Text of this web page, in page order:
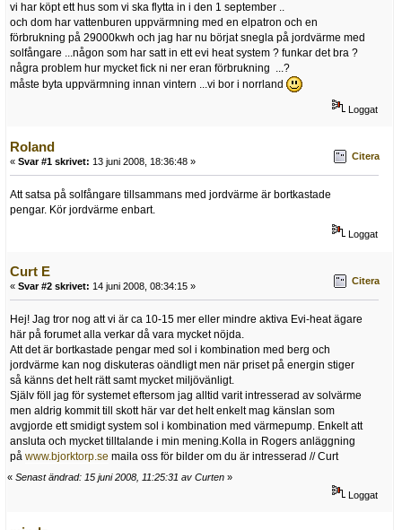
vi har köpt ett hus som vi ska flytta in i den 1 september ..
och dom har vattenburen uppvärmning med en elpatron och en
förbrukning på 29000kwh och jag har nu börjat snegla på jordvärme med
solfångare ...någon som har satt in ett evi heat system ? funkar det bra ?
några problem hur mycket fick ni ner eran förbrukning ...?
måste byta uppvärmning innan vintern ...vi bor i norrland
Loggat
Roland
« Svar #1 skrivet: 13 juni 2008, 18:36:48 » Citera
Att satsa på solfångare tillsammans med jordvärme är bortkastade
pengar. Kör jordvärme enbart.
Loggat
Curt E
« Svar #2 skrivet: 14 juni 2008, 08:34:15 » Citera
Hej! Jag tror nog att vi är ca 10-15 mer eller mindre aktiva Evi-heat ägare
här på forumet alla verkar då vara mycket nöjda.
Att det är bortkastade pengar med sol i kombination med berg och
jordvärme kan nog diskuteras oändligt men när priset på energin stiger
så känns det helt rätt samt mycket miljövänligt.
Själv föll jag för systemet eftersom jag alltid varit intresserad av solvärme
men aldrig kommit till skott här var det helt enkelt mag känslan som
avgjorde ett smidigt system sol i kombination med värmepump. Enkelt att
ansluta och mycket tilltalande i min mening.Kolla in Rogers anläggning
på www.bjorktorp.se maila oss för bilder om du är intresserad // Curt
« Senast ändrad: 15 juni 2008, 11:25:31 av Curten »
Loggat